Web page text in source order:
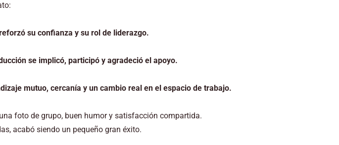
su confianza y su rol de liderazgo.
se implicó, participó y agradeció el apoyo.
mutuo, cercanía y un cambio real en el espacio de trabajo.
foto de grupo, buen humor y satisfacción compartida.
acabó siendo un pequeño gran éxito.